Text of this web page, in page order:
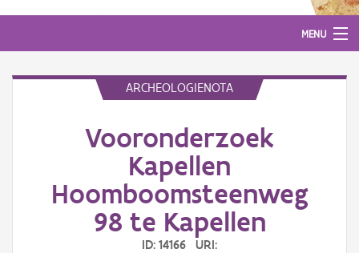
MENU
ARCHEOLOGIENOTA
Vooronderzoek
Kapellen
Hoomboomsteenweg
98 te Kapellen
ID: 14166 URI: